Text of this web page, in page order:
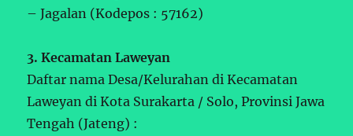
– Jagalan (Kodepos : 57162)
3. Kecamatan Laweyan
Daftar nama Desa/Kelurahan di Kecamatan
Laweyan di Kota Surakarta / Solo, Provinsi Jawa
Tengah (Jateng) :